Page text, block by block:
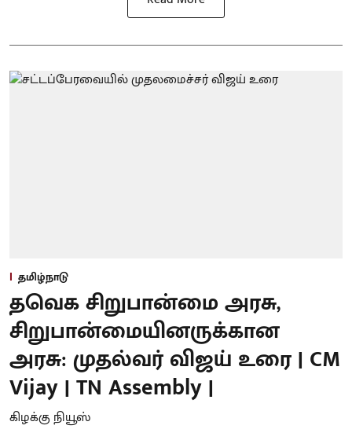
தமிழ்நாடு
தவெக சிறுபான்மை அரசு,
சிறுபான்மையினருக்கான
அரசு: முதல்வர் விஜய் உரை | CM
Vijay | TN Assembly |
கிழக்கு நியூஸ்